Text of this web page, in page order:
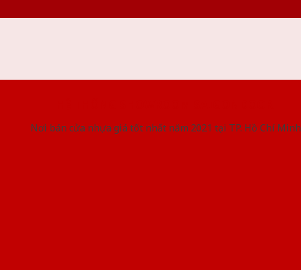
Nơi bán cửa nhựa giá tốt nhất năm 2021 tại TP. Hồ Chí Minh